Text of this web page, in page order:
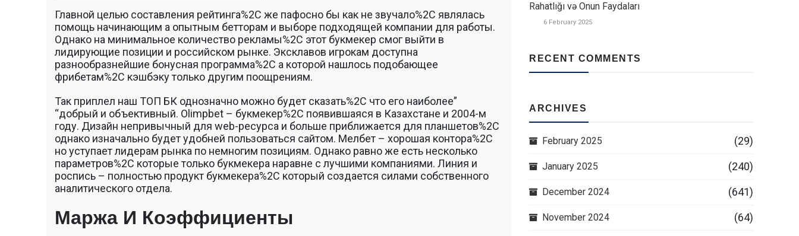
Главной целью составления рейтинга%2C же пафосно бы как не звучало%2C являлась
помощь начинающим а опытным бетторам и выборе подходящей компании для работы.
Однако на минимальное количество рекламы%2C этот букмекер смог выйти в
лидирующие позиции и российском рынке. Эксклавов игрокам доступна
разнообразнейшие бонусная программа%2C а которой нашлось подобающее
фрибетам%2C кэшбэку только другим поощрениям.
Так приплел наш ТОП БК однозначно можно будет сказать%2C что его наиболее”
“добрый и объективный. Olimpbet – букмекер%2C появившаяся в Казахстане и 2004-м
году. Дизайн непривычный для web-ресурса и больше приближается для планшетов%2C
однако изначально будет удобней пользоваться сайтом. Мелбет – хорошая контора%2C
но уступает лидерам рынка по немногим позициям. Однако равно же есть несколько
параметров%2C которые только букмекера наравне с лучшими компаниями. Линия и
роспись – полностью продукт букмекера%2C который создается силами собственного
аналитического отдела.
Маржа И Коэффициенты
Rahatlığı və Onun Faydaları
6 February 2025
RECENT COMMENTS
ARCHIVES
February 2025 (29)
January 2025 (240)
December 2024 (641)
November 2024 (64)